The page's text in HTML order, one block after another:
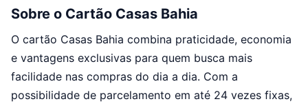
Sobre o Cartão Casas Bahia
O cartão Casas Bahia combina praticidade, economia
e vantagens exclusivas para quem busca mais
facilidade nas compras do dia a dia. Com a
possibilidade de parcelamento em até 24 vezes fixas,